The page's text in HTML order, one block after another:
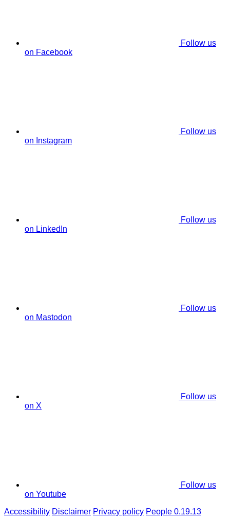
Follow us
on Facebook
Follow us
on Instagram
Follow us
on LinkedIn
Follow us
on Mastodon
Follow us
on X
Follow us
on Youtube
Accessibility Disclaimer Privacy policy People 0.19.13